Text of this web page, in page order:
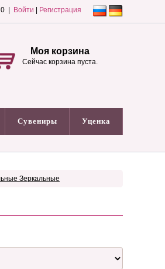
| Войти Регистрация
Моя корзина
Сейчас корзина пуста.
Сувениры Уценка
Зеркальные